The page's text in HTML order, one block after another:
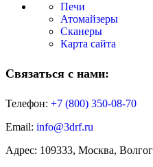
Печи
Атомайзеры
Сканеры
Карта сайта
Связаться с нами:
Телефон: +7 (800) 350-08-70
Email: info@3drf.ru
Адрес: 109333, Москва,